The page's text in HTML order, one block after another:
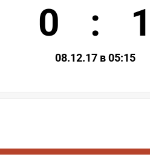
0 : 1
08.12.17 в 05:15